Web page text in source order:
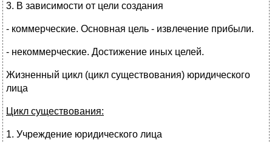
3. В зависимости от цели создания
- коммерческие. Основная цель - извлечение прибыли.
- некоммерческие. Достижение иных целей.
Жизненный цикл (цикл существования) юридического
лица
Цикл существования:
1. Учреждение юридического лица